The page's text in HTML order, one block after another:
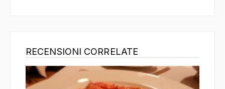
RECENSIONI CORRELATE